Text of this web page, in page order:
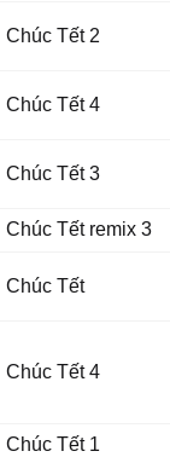
Chúc Tết 2
Chúc Tết 4
Chúc Tết 3
Chúc Tết remix 3
Chúc Tết
Chúc Tết 4
Chúc Tết 1